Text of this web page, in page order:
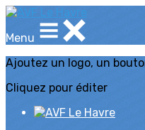
Menu
Ajoutez un logo, un
Cliquez pour éditer